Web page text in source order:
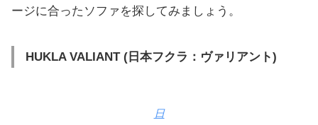
ージに合ったソファを探してみましょう。
HUKLA VALIANT (日本フクラ：ヴァリアント)
日